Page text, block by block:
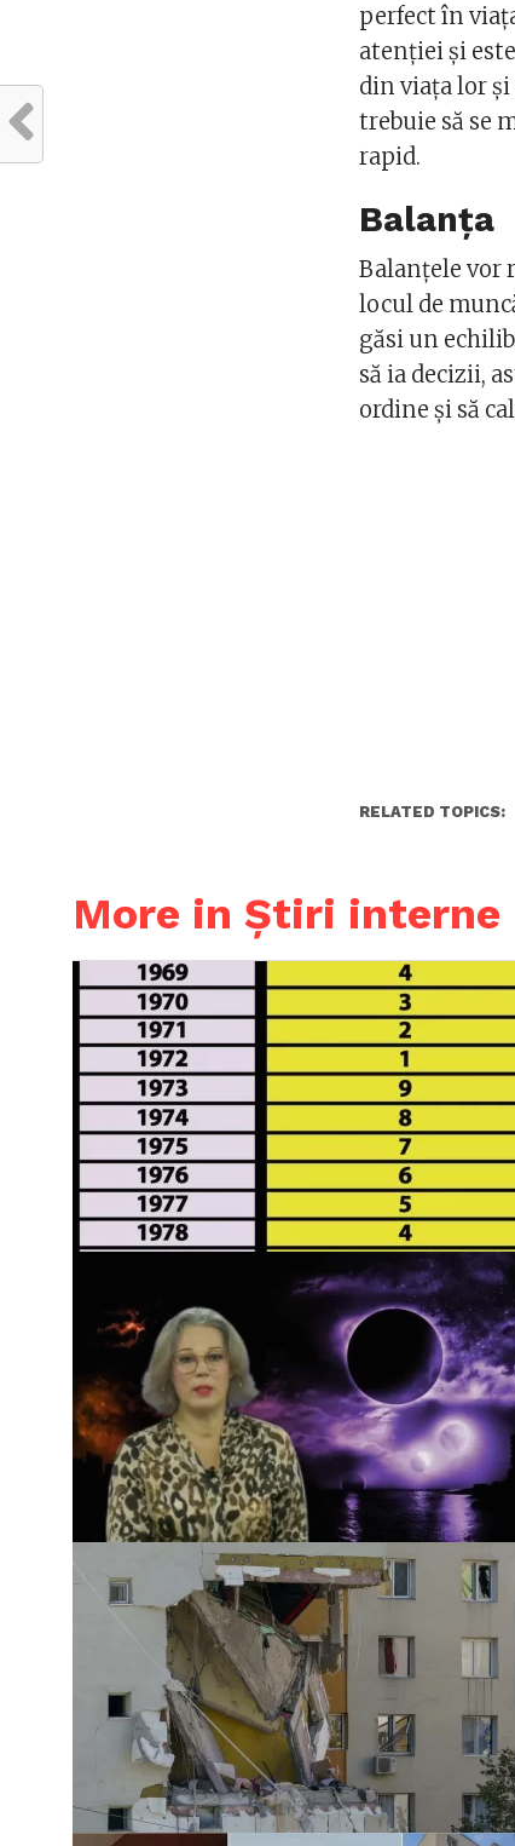
perfect în
atenției și
din viața lor și
trebuie să se
rapid.
Balanța
Balanțele vor
locul de
găsi un
să ia decizii,
ordine și să
RELATED TOPICS:
More in Știri interne